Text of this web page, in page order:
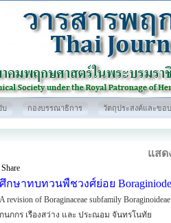
บ กองบรรณาธิการ วัตถุประสงค์และขอ
แสด
Share
ศึกษาทบทวนพืชวงศ์ย่อย
A revision of Boraginaceae subfamily
กนกกร เรืองสว่าง และ ประณอม จันทรโนทัย